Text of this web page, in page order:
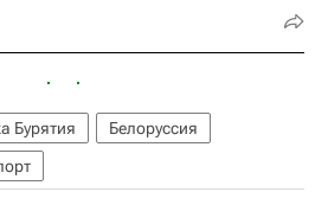
Бурятия
Белоруссия